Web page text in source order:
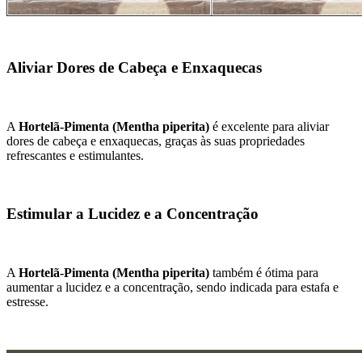
Aliviar Dores de Cabeça e Enxaquecas
A Hortelã-Pimenta (Mentha piperita) é excelente para aliviar
dores de cabeça e enxaquecas, graças às suas propriedades
refrescantes e estimulantes.
Estimular a Lucidez e a Concentração
A Hortelã-Pimenta (Mentha piperita) também é ótima para
aumentar a lucidez e a concentração, sendo indicada para estafa e
estresse.